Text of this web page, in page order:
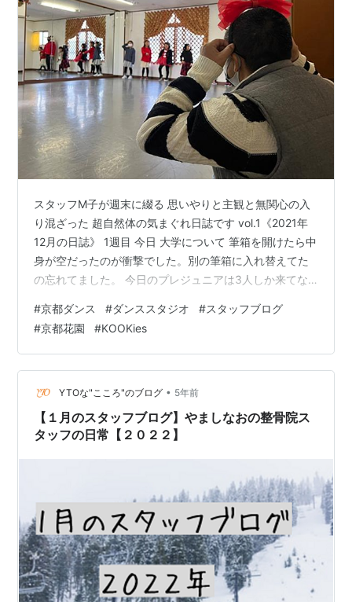
スタッフM子が週末に綴る 思いやりと主観と無関心の入
り混ざった 超自然体の気まぐれ日誌です vol.1《2021年
12月の日誌》 1週目 今日 大学について 筆箱を開けたら中
身が空だったのが衝撃でした。別の筆箱に入れ替えてた
の忘れてました。 今日のプレジュニアは3人しか来てな
週より先生の髪が紫がかってる気がします 小さい子がた
くさんいるのにみんな集中して静かにできるのがすごい
と思いました。 3週目 今日もいつも通り全員スタイルが
良すぎるので私も運動しないとヤバイなって危機感を抱
きました。HIPHOPめっちゃかっこよかったです。 雪が
降って…
#京都ダンス #ダンススタジオ #スタッフブログ
#京都花園 #KOOKies
YTOな"こころ"のブログ • 5年前
【１月のスタッフブログ】やましなおの整骨院ス
タッフの日常【２０２２】